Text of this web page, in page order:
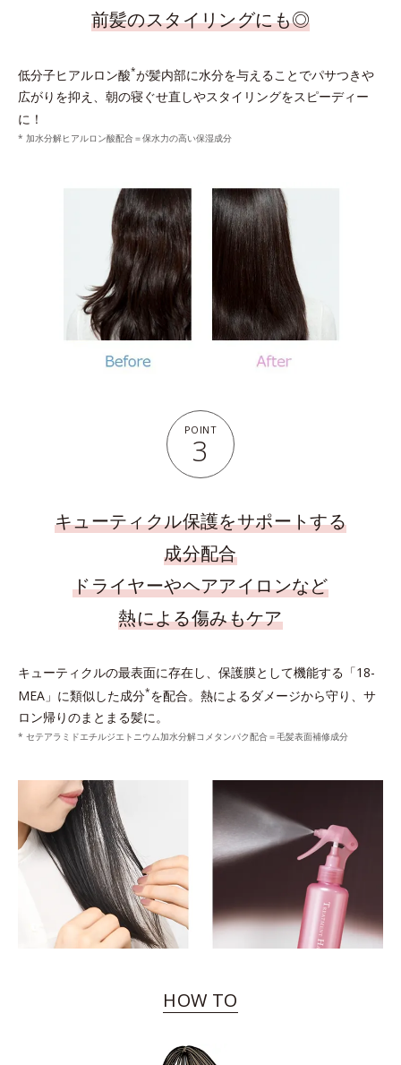
前髪のスタイリングにも◎
低分子ヒアルロン酸*が髪内部に水分を与えることでパサつきや
広がりを抑え、朝の寝ぐせ直しやスタイリングをスピーディー
に！
* 加水分解ヒアルロン酸配合＝保水力の高い保湿成分
POINT
3
キューティクル保護をサポートする
成分配合
ドライヤーやヘアアイロンなど
熱による傷みもケア
キューティクルの最表面に存在し、保護膜として機能する「18-
MEA」に類似した成分*を配合。熱によるダメージから守り、サ
ロン帰りのまとまる髪に。
* セテアラミドエチルジエトニウム加水分解コメタンパク配合＝毛髪表面補修成分
HOW TO